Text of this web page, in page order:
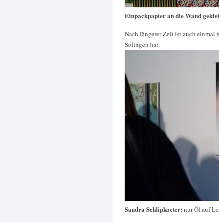
Einpackpapier an die Wand
Nach längerer Zeit ist auch
Solingen hat.
Sandra Schlipkoeter: nur Öl auf